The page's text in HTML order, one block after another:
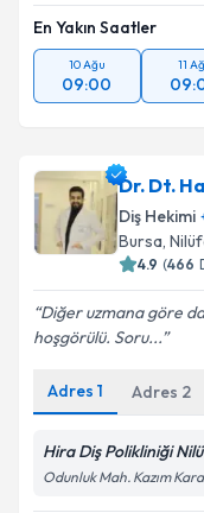
En Yakın Saatler
10 Ağu
09:00
11
Dr. Dt.
Diş Hekimi
Bursa,
4.9 (466
Diğer uzmana göre
hoşgörülü. Soru...
Adres 1 Adres 2
Hira Diş Polikliniği
Odunluk Mah. Kazım